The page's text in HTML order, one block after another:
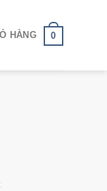
HÀNG 0